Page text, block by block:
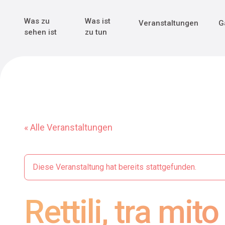
Main Navigation
Was zu
sehen ist
Was ist
zu tun
Veranstaltungen
« Alle Veranstaltungen
Diese Veranstaltung hat bereits stattgefunden.
Rettili, tra